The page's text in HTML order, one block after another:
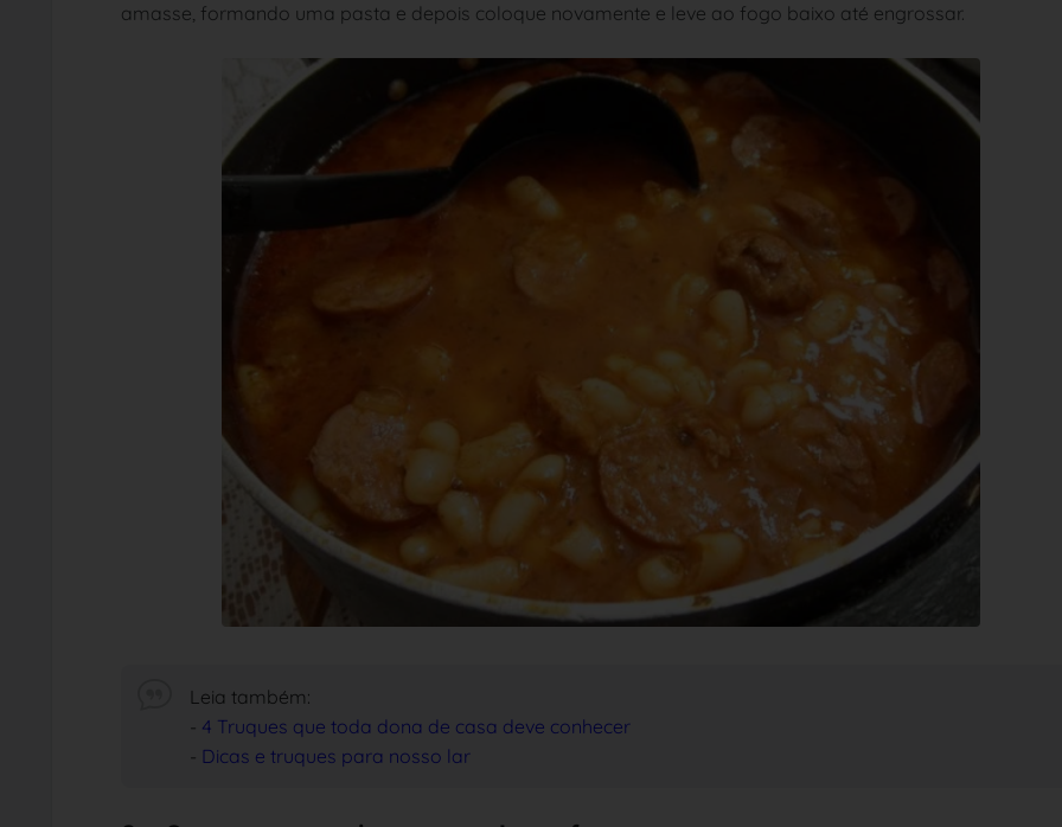
amasse, formando uma pasta e depois coloque novamente e leve ao fogo baixo até engrossar.
Leia também:
- 4 Truques que toda dona de casa deve conhecer
- Dicas e truques para nosso lar